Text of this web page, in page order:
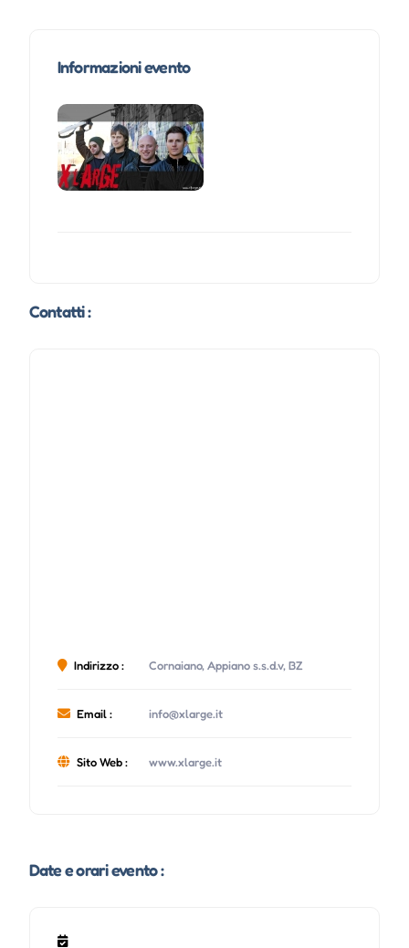
Informazioni evento
Contatti :
Indirizzo : Cornaiano, Appiano s.s.d.v, BZ
Email : info@xlarge.it
Sito Web : www.xlarge.it
Date e orari evento :